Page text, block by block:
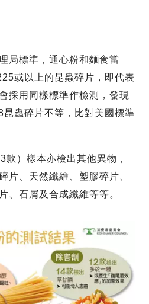
局標準，通心粉和麵食當
或以上的昆蟲碎片，即代表
採用同樣標準作檢測，發現
蟲碎片不等，比對美國標準
）樣本亦檢出其他異物，
片、天然纖維、塑膠碎片、
、石屑及合成纖維等等。